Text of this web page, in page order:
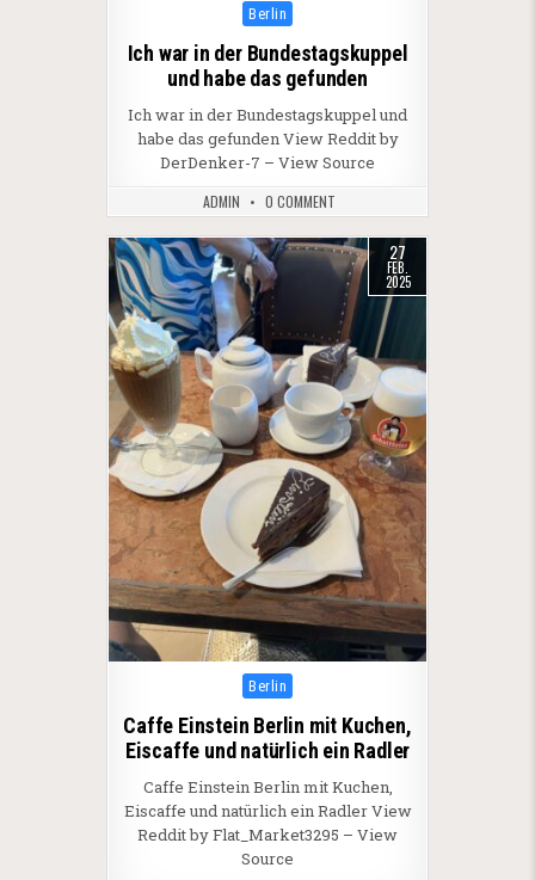
Posted in
Berlin
Ich war in der Bundestagskuppel
und habe das gefunden
Ich war in der Bundestagskuppel und
habe das gefunden View Reddit by
DerDenker-7 – View Source
ADMIN 0 COMMENT
27
FEB.
2025
Posted in
Berlin
Caffe Einstein Berlin mit Kuchen,
Eiscaffe und natürlich ein Radler
Caffe Einstein Berlin mit Kuchen,
Eiscaffe und natürlich ein Radler View
Reddit by Flat_Market3295 – View
Source